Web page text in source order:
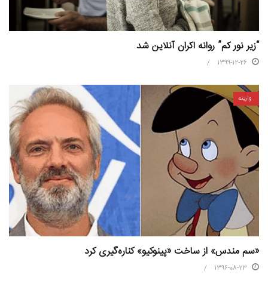
“زیر نور کم” روانه اکران آنلاین شد
1399-12-26
واریته
«سم مندس» از ساخت «پینوکیو» کناره‌گیری کرد
1396-08-23